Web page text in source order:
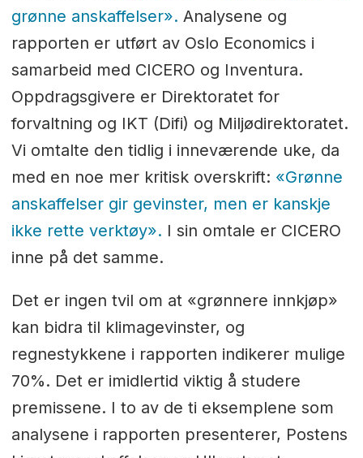
grønne anskaffelser». Analysene og
rapporten er utført av Oslo Economics i
samarbeid med CICERO og Inventura.
Oppdragsgivere er Direktoratet for
forvaltning og IKT (Difi) og Miljødirektoratet.
Vi omtalte den tidlig i inneværende uke, da
med en noe mer kritisk overskrift: «Grønne
anskaffelser gir gevinster, men er kanskje
ikke rette verktøy». I sin omtale er CICERO
inne på det samme.
Det er ingen tvil om at «grønnere innkjøp»
kan bidra til klimagevinster, og
regnestykkene i rapporten indikerer mulige
70%. Det er imidlertid viktig å studere
premissene. I to av de ti eksemplene som
analysene i rapporten presenterer, Postens